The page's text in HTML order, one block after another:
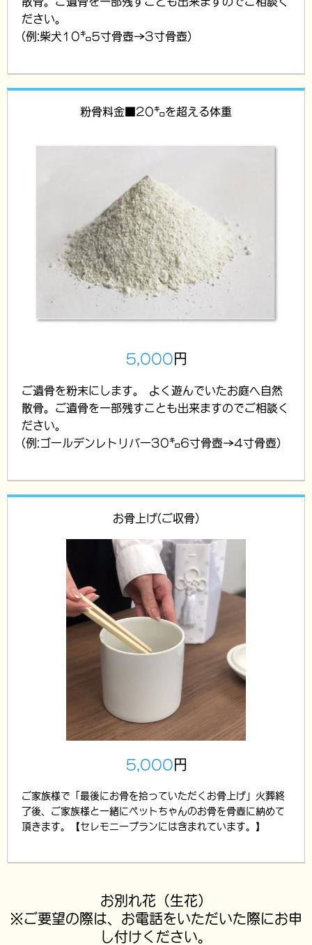
ださい。
(例:柴犬10㌔5寸骨壺→3寸骨壺)
粉骨料金■20㌔を超える体重
5,000 円
ご遺骨を粉末にします。 よく遊んでいたお庭へ自然
散骨。ご遺骨を一部残すことも出来ますのでご相談く
ださい。
(例:ゴールデンレトリバー30㌔6寸骨壺→4寸骨壺)
お骨上げ(ご収骨)
5,000 円
ご家族様で「最後にお骨を拾っていただくお骨上げ」火葬終
了後、ご家族様と一緒にペットちゃんのお骨を骨壺に納めて
頂きます。【セレモニープランには含まれています。】
お別れ花（生花）
※ご要望の際は、お電話をいただいた際にお申
し付けください。